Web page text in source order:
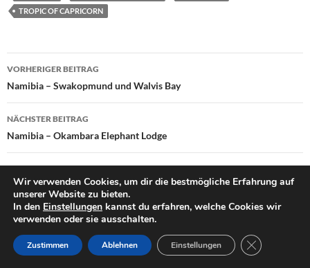
TROPIC OF CAPRICORN
Beitragsnavigation
VORHERIGER BEITRAG
Namibia – Swakopmund und Walvis Bay
NÄCHSTER BEITRAG
Namibia – Okambara Elephant Lodge
3 KOMMENTARE ZU „NAMIBIA – DURCH NAMIB UND
NAUKLUFT NACH SOSSUSVLEI“
Rosemarie Meitinger
Wir verwenden Cookies, um dir die bestmögliche Erfahrung auf
unserer Website zu bieten.
In den Einstellungen kannst du erfahren, welche Cookies wir
verwenden oder sie ausschalten.
Zustimmen Ablehnen Einstellungen GDPR